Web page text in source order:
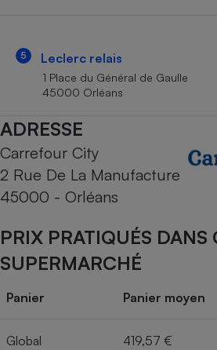
5 Leclerc relais
1 Place du Général de Gaulle
45000 Orléans
ADRESSE
Carrefour City
2 Rue De La Manufacture
45000 - Orléans
PRIX PRATIQUÉS DANS
SUPERMARCHÉ
Panier Panier moyen
Global 419,57 €